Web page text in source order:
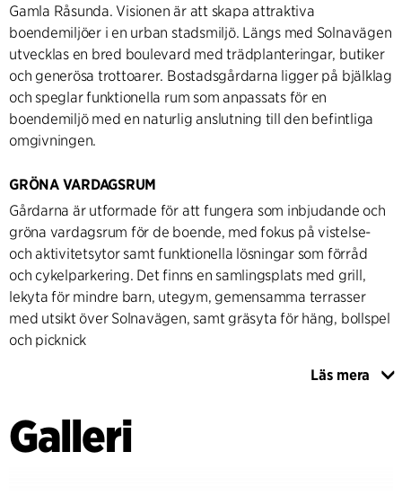
Gamla Råsunda. Visionen är att skapa attraktiva
boendemiljöer i en urban stadsmiljö. Längs med Solnavägen
utvecklas en bred boulevard med trädplanteringar, butiker
och generösa trottoarer. Bostadsgårdarna ligger på bjälklag
och speglar funktionella rum som anpassats för en
boendemiljö med en naturlig anslutning till den befintliga
omgivningen.
GRÖNA VARDAGSRUM
Gårdarna är utformade för att fungera som inbjudande och
gröna vardagsrum för de boende, med fokus på vistelse-
och aktivitetsytor samt funktionella lösningar som förråd
och cykelparkering. Det finns en samlingsplats med grill,
lekyta för mindre barn, utegym, gemensamma terrasser
med utsikt över Solnavägen, samt gräsyta för häng, bollspel
och picknick
Tomtens höjdskillnader och nära anslutning till befintliga
gestaltning och dagvattenhantering. Gårdarna är placerade
en våning upp, och kvarterets bakgård ger en lugn atmosfär
Läs mera
Galleri